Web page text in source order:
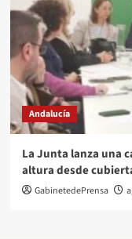
Andalucía
La Junta lanza una
altura desde
GabinetedePrensa